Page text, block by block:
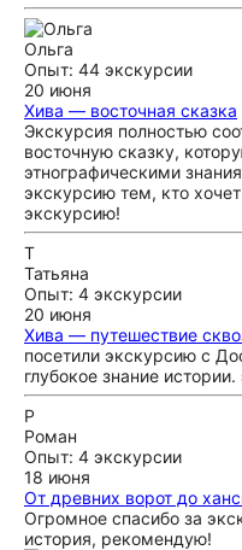
Ольга
Опыт: 44 экскурсии
20 июня
Хива — восточная сказка
Экскурсия полностью
восточную сказку,
этнографическими
экскурсию тем, кто
экскурсию!
Т
Татьяна
Опыт: 4 экскурсии
20 июня
Хива — путешествие
посетили экскурсию с
глубокое знание
Р
Роман
Опыт: 4 экскурсии
18 июня
От древних ворот до
Огромное спасибо за
история, рекомендую!